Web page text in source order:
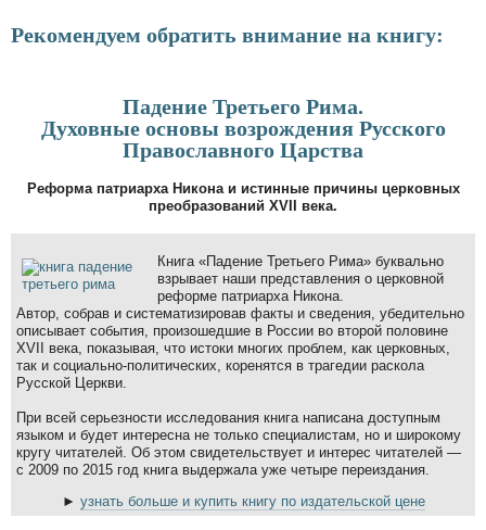
Рекомендуем обратить внимание на книгу:
Падение Третьего Рима.
Духовные основы возрождения Русского
Православного Царства
Реформа патриарха Никона и истинные причины церковных
преобразований XVII века.
Книга «Падение Третьего Рима» буквально
взрывает наши представления о церковной
реформе патриарха Никона.
Автор, собрав и систематизировав факты и сведения, убедительно
описывает события, произошедшие в России во второй половине
XVII века, показывая, что истоки многих проблем, как церковных,
так и социально-политических, коренятся в трагедии раскола
Русской Церкви.
При всей серьезности исследования книга написана доступным
языком и будет интересна не только специалистам, но и широкому
кругу читателей. Об этом свидетельствует и интерес читателей —
с 2009 по 2015 год книга выдержала уже четыре переиздания.
► узнать больше и купить книгу по издательской цене